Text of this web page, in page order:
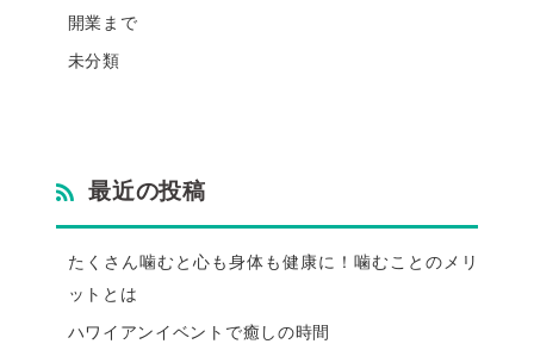
開業まで
未分類
最近の投稿
たくさん噛むと心も身体も健康に！噛むことのメリ
ットとは
ハワイアンイベントで癒しの時間